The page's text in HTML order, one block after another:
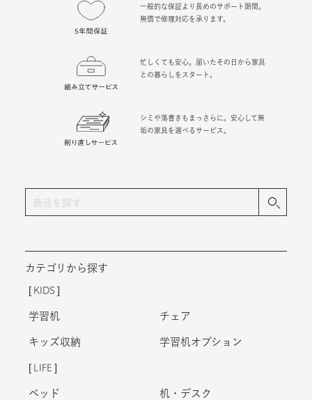
一般的な保証より長めのサポート期間。
無償で修理対応を承ります。
忙しくても安心。届いたその日から家具
との暮らしをスタート。
シミや落書きもまっさらに。安心して無
垢の家具を選べるサービス。
カテゴリから探す
KIDS
学習机 チェア
キッズ収納 学習机オプション
LIFE
ベッド 机・デスク